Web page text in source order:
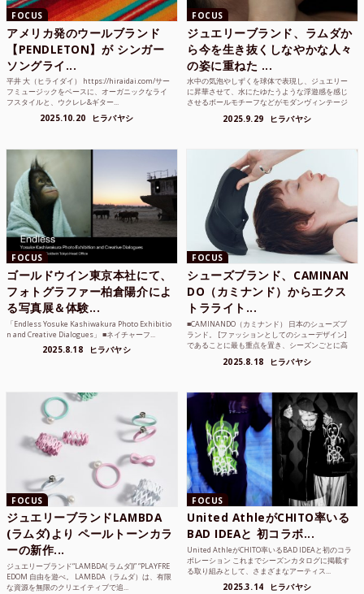
FOCUS
アメリカ発のウールブランド
【PENDLETON】が シンガー
ソングライ...
平井 大（ヒライダイ） https://hiraidai.com/サー
フミュージックをベースに、オーガニックなライ
フスタイルと、ウクレレ&ギター...
2025.10.20 ヒラバヤシ
FOCUS
ジュエリーブランド、ラムダか
ら今を生き抜くしなやかな人々
の姿に重ねた ...
水中の気泡やしずくを球体で表現し、ジュエリー
に昇華させて、水にたゆたうような浮遊感を感じ
させるボールモチーフなどがモダンヴィンテージ
2025.9.29 ヒラバヤシ
FOCUS
ゴールドウイン東京本社にて、
フォトグラファー柏倉陽介によ
る写真展＆体験...
「Endless Yosuke Kashiwakura Photo Exhibitio
n and Creative Dialogues」 ■ネイチャーフ...
2025.8.18 ヒラバヤシ
FOCUS
シューズブランド、CAMINAN
DO（カミナンド）からエクス
トラライト...
■CAMINANDO（カミナンド） 日本のシューズブ
ランド。 [ファッションとしてのシューデザイン]
であることに最も重点を置き、シーズンごとに高
2025.8.18 ヒラバヤシ
FOCUS
ジュエリーブランドLAMBDA
(ラムダ)より ペールトーンカラ
ーの新作...
ジュエリーブランド“LAMBDA( ラムダ))” “PLAYFRE
EDOM 自由を遊べ。 LAMBDA（ラムダ）は、有限
な資源を無限のクリエイティブで追...
FOCUS
United AthleがCHITO率いる
BAD IDEAと 初コラボ...
United AthleがCHITO率いるBAD IDEAと初のコラ
ボレーション これまでシーズンカタログに掲載す
る取り組みとして、さまざまなアーティス...
2025.3.14 ヒラバヤシ